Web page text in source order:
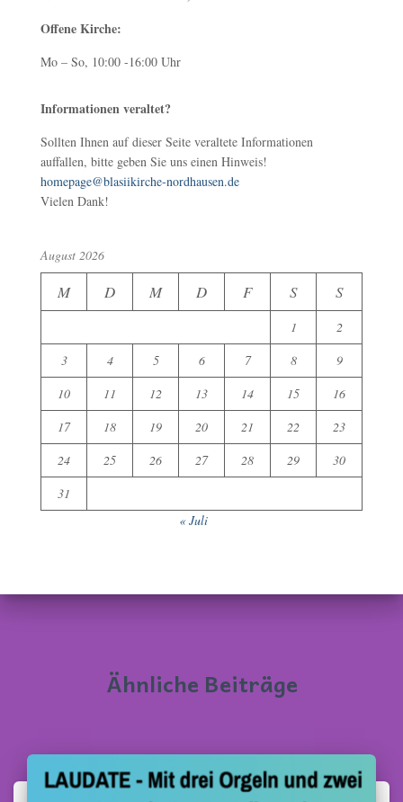
Offene Kirche:
Mo – So, 10:00 -16:00 Uhr
Informationen veraltet?
Sollten Ihnen auf dieser Seite veraltete Informationen
auffallen, bitte geben Sie uns einen Hinweis!
homepage@blasiikirche-nordhausen.de
Vielen Dank!
August 2026
M D M D F S S
1
2
3
4 5 6 7 8
9
10
11 12 13 14 15
16
17
18 19 20 21 22
23
24
25 26 27 28 29
30
31
« Juli
Ähnliche Beiträge